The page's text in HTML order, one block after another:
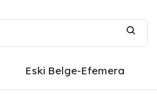
Eski Belge-Efemera